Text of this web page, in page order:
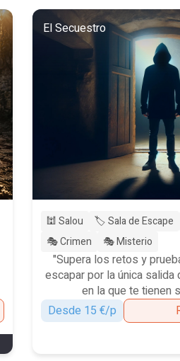
El Secuestro
🕍 Salou 🏷️ Sala de Escape
🎭 Crimen
🎭 Misterio
"Supera los retos y
escapar por la única
en la que te tienen
Desde 15 €/p